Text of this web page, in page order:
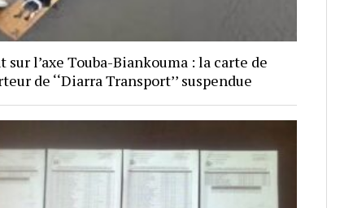
sur l’axe Touba-Biankouma : la carte de
de ‘‘Diarra Transport’’ suspendue